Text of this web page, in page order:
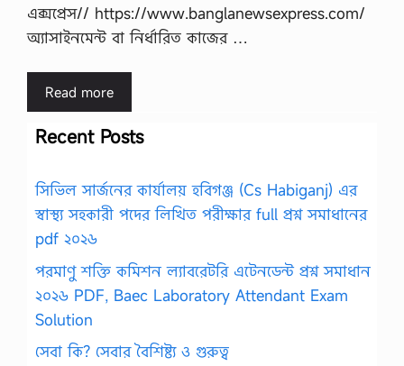
এক্সপ্রেস// https://www.banglanewsexpress.com/
অ্যাসাইনমেন্ট বা নির্ধারিত কাজের …
Read more
Recent Posts
সিভিল সার্জনের কার্যালয় হবিগঞ্জ (Cs Habiganj) এর
স্বাস্থ্য সহকারী পদের লিখিত পরীক্ষার full প্রশ্ন সমাধানের
pdf ২০২৬
পরমাণু শক্তি কমিশন ল্যাবরেটরি এটেনডেন্ট প্রশ্ন সমাধান
২০২৬ PDF, Baec Laboratory Attendant Exam
Solution
সেবা কি? সেবার বৈশিষ্ট্য ও গুরুত্ব